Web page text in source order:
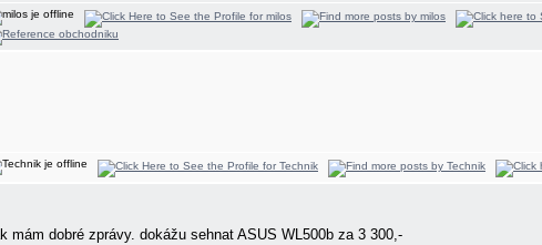
mám dobré zprávy. dokážu sehnat ASUS WL500b za 3 300,-